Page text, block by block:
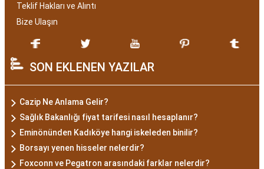
Teklif Hakları ve Alıntı
Bize Ulaşın
SON EKLENEN YAZILAR
Cazip Ne Anlama Gelir?
Sağlık Bakanlığı fiyat tarifesi nasıl hesaplanır?
Eminönünden Kadıköye hangi iskeleden binilir?
Borsayı yenen hisseler nelerdir?
Foxconn ve Pegatron arasındaki farklar nelerdir?